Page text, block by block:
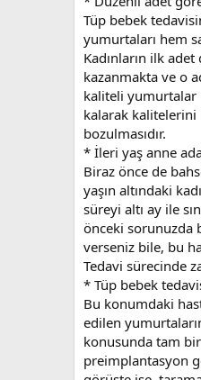
Tüp bebek
yumurtaları hem
Kadınların ilk
kazanmakta ve o
kaliteli yumurtalar
kalarak kalitelerini
bozulmasıdır.
* İleri yaş anne
Biraz önce de
yaşın altındaki
süreyi altı ay ile
önceki sorunuzda
verseniz bile, bu
Tedavi sürecinde
* Tüp bebek
Bu konumdaki
edilen
konusunda tam
preimplantasyon